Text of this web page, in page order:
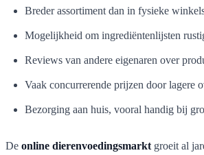
Breder assortiment dan in fysieke
Mogelijkheid om ingrediëntenlijsten
Reviews van andere eigenaren over
Vaak concurrerende prijzen door lagere
Bezorging aan huis, vooral handig bij
De online dierenvoedingsmarkt groeit al